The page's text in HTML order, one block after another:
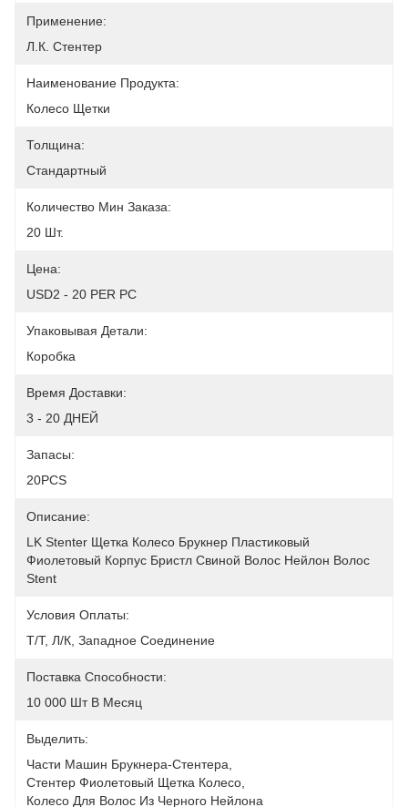
Применение:
Л.К. Стентер
Наименование Продукта:
Колесо Щетки
Толщина:
Стандартный
Количество Мин Заказа:
20 Шт.
Цена:
USD2 - 20 PER PC
Упаковывая Детали:
Коробка
Время Доставки:
3 - 20 ДНЕЙ
Запасы:
20PCS
Описание:
LK Stenter Щетка Колесо Брукнер Пластиковый
Фиолетовый Корпус Бристл Свиной Волос Нейлон Волос
Stent
Условия Оплаты:
Т/Т, Л/К, Западное Соединение
Поставка Способности:
10 000 Шт В Месяц
Выделить:
Части Машин Брукнера-Стентера
Стентер Фиолетовый Щетка Колесо
Колесо Для Волос Из Черного Нейлона